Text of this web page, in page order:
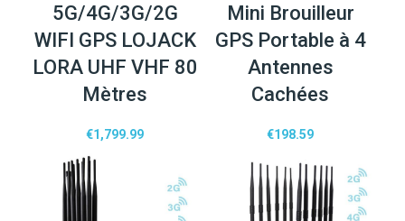
5G/4G/3G/2G
WIFI GPS LOJACK
LORA UHF VHF 80
Mètres
€1,799.99
Mini Brouilleur
GPS Portable à 4
Antennes
Cachées
€198.59